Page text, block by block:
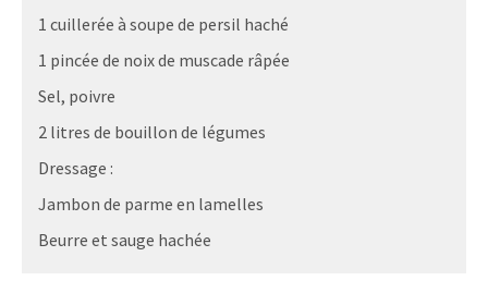
1 cuillerée à soupe de persil haché
1 pincée de noix de muscade râpée
Sel, poivre
2 litres de bouillon de légumes
Dressage :
Jambon de parme en lamelles
Beurre et sauge hachée